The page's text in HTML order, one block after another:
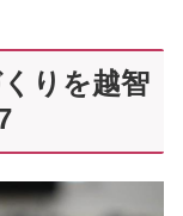
りを越智